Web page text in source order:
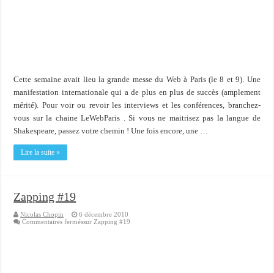
Cette semaine avait lieu la grande messe du Web à Paris (le 8 et 9). Une
manifestation internationale qui a de plus en plus de succès (amplement
mérité). Pour voir ou revoir les interviews et les conférences, branchez-
vous sur la chaine LeWebParis . Si vous ne maitrisez pas la langue de
Shakespeare, passez votre chemin ! Une fois encore, une …
Lire la suite »
Zapping #19
Nicolas Chopin
6 décembre 2010
Commentaires ferméssur Zapping #19